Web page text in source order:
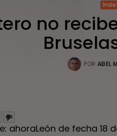
no
POR ABEL
ahoraLeón de fecha 18